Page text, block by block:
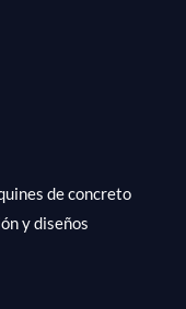
de concreto
y diseños